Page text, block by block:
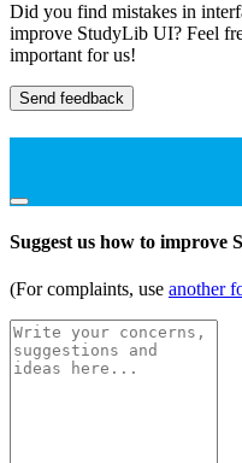
Did you find mistakes in
improve StudyLib UI? Feel
important for us!
Send feedback
Suggest us how to improve
(For complaints, use another